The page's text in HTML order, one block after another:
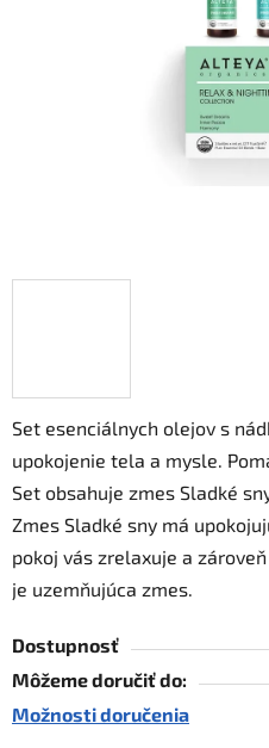
Set esenciálnych olejov s
upokojenie tela a mysle.
Set obsahuje zmes Sladké
Zmes Sladké sny má
pokoj vás zrelaxuje a
je uzemňujúca zmes.
Dostupnosť
Môžeme doručiť do:
Možnosti doručenia